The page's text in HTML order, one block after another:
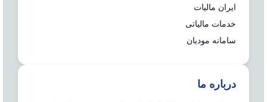
ایران مالیات
خدمات مالیاتی
سامانه مودیان
درباره ما